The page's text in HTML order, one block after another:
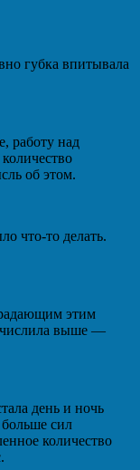
губка впитывала
работу над
об этом.
что-то делать.
этим
выше —
день и ночь
сил
количество